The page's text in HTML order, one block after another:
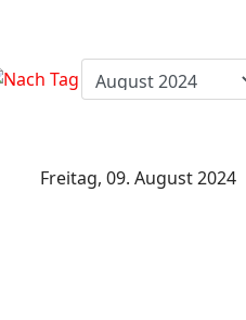
Freitag, 09. August 2024